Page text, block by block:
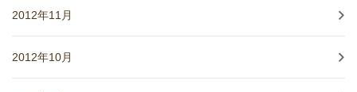
2012年11月
2012年10月